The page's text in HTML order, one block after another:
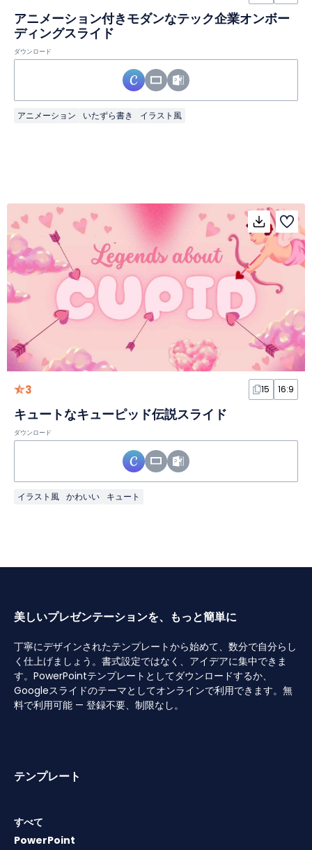
アニメーション付きモダンなテック企業オンボー
ディングスライド
ダウンロード
アニメーション いたずら書き イラスト風
3 15 16:9
キュートなキューピッド伝説スライド
ダウンロード
イラスト風 かわいい キュート
美しいプレゼンテーションを、もっと簡単に
丁寧にデザインされたテンプレートから始めて、数分で自分らし
く仕上げましょう。書式設定ではなく、アイデアに集中できま
す。PowerPointテンプレートとしてダウンロードするか、
Googleスライドのテーマとしてオンラインで利用できます。無
料で利用可能 — 登録不要、制限なし。
テンプレート
すべて
PowerPoint